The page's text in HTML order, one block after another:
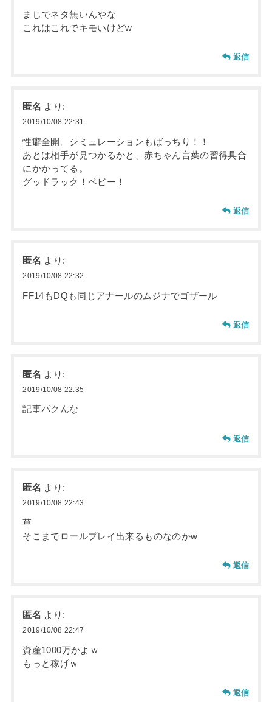
まじでネタ無いんやな
これはこれでキモいけどw
返信
匿名 より:
2019/10/08 22:31
性癖全開。シミュレーションもばっちり！！
あとは相手が見つかるかと、赤ちゃん言葉の習得具合
にかかってる。
グッドラック！ベビー！
返信
匿名 より:
2019/10/08 22:32
FF14もDQも同じアナールのムジナでゴザール
返信
匿名 より:
2019/10/08 22:35
記事パクんな
返信
匿名 より:
2019/10/08 22:43
草
そこまでロールプレイ出来るものなのかw
返信
匿名 より:
2019/10/08 22:47
資産1000万かよｗ
もっと稼げｗ
返信